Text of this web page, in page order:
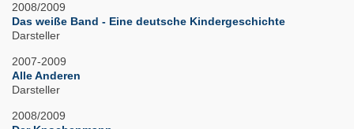
2008/2009
Das weiße Band - Eine deutsche Kindergeschichte
Darsteller
2007-2009
Alle Anderen
Darsteller
2008/2009